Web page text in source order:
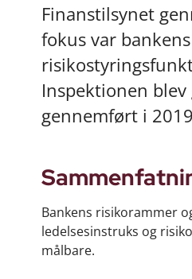
Finanstilsynet
fokus var
Inspektionen
gennemført i
Bankens risikorammer
ledelsesinstruks og
målbare.